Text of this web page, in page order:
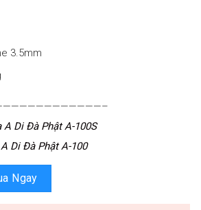
3.5mm
A Di Đà Phật A-100S
Di Đà Phật A-100
Ngay